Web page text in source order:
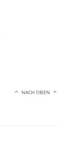
NACH OBEN